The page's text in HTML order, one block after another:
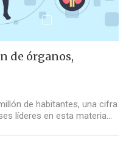
de órganos,
de habitantes, una cifra
líderes en esta materia…